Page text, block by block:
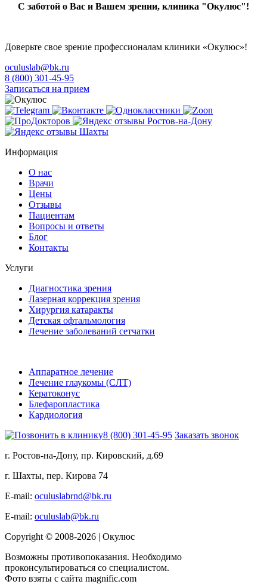
С заботой о Вас и Вашем зрении, клиника "Окулюс"!
Доверьте свое зрение профессионалам клиники «Окулюс»!
oculuslab@bk.ru
8 (800) 301-45-95
Записаться на прием
Информация
О нас
Врачи
Цены
Отзывы
Пациентам
Вопросы и ответы
Блог
Контакты
Услуги
Диагностика зрения
Лазерная коррекция зрения
Хирургия катаракты
Детская офтальмология
Лечение заболеваний сетчатки
Аппаратное лечение
Лечение глаукомы (СЛТ)
Кератоконус
Блефаропластика
Кардиология
8 (800) 301-45-95 Заказать звонок
г. Ростов-на-Дону, пр. Кировский, д.69
г. Шахты, пер. Кирова 74
E-mail: oculuslabrnd@bk.ru
E-mail: oculuslab@bk.ru
Copyright © 2008-2026 | Окулюс
Возможны противопоказания. Необходимо
проконсультироваться со специалистом.
Фото взяты с сайта magnific.com